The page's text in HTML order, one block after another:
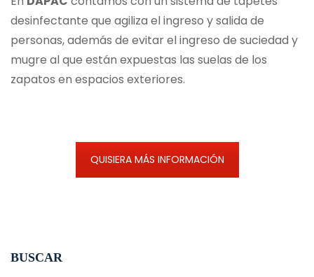
desinfectante que agiliza el ingreso y salida de
personas, además de evitar el ingreso de suciedad y
mugre al que están expuestas las suelas de los
zapatos en espacios exteriores.
QUISIERA MÁS INFORMACIÓN
BUSCAR